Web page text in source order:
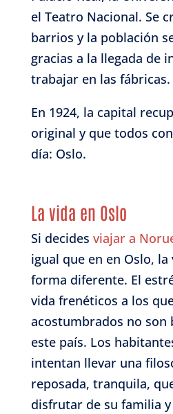
el Teatro Nacional. Se
barrios y la población
gracias a la llegada de
trabajar en las fábricas.
En 1924, la capital
original y que todos
día: Oslo.
La vida en Oslo
Si decides viajar a
igual que en en Oslo, la
forma diferente. El
vida frenéticos a los
acostumbrados no son
este país. Los
intentan llevar una
reposada, tranquila,
disfrutar de su familia